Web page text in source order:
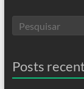
Posts